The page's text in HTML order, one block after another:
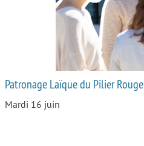
Patronage Laïque du Pilier Rouge
Mardi 16 juin